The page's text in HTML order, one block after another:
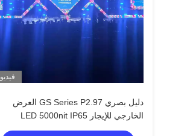
فيديو
دليل بصري GS Series P2.97 العرض
الخارجي للإيجار LED 5000nit IP65
للإشارات الرقمية ، 7680Hz النسخ